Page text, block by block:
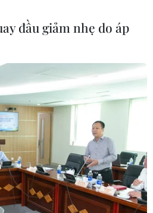
văn hóa
#Bảo tồn văn hóa
TP. Cần Thơ Sóc Trăng
đầu giảm nhẹ do áp